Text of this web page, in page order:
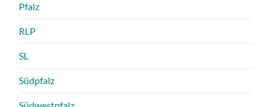
Pfalz
RLP
SL
Südpfalz